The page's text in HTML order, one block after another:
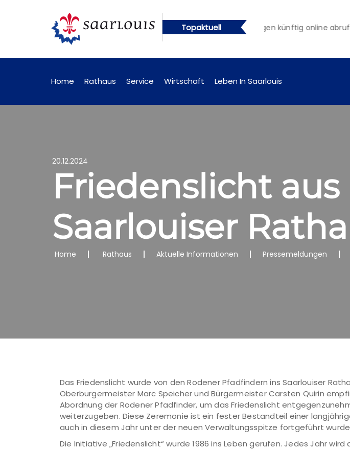
Topaktuell
künftig online abrufbar Öffentliche Bekanntmachungen künftig online abrufbar
Home Rathaus Service Wirtschaft Leben In Saarlouis
20.12.2024
Friedenslicht
Saarlouiser
Home Rathaus Aktuelle Informationen Pressemeldungen
Das Friedenslicht wurde von den Rodener Pfadfindern ins Saarlouiser
Oberbürgermeister Marc Speicher und Bürgermeister Carsten Quirin
Abordnung der Rodener Pfadfinder, um das Friedenslicht
weiterzugeben. Diese Zeremonie ist ein fester Bestandteil einer
auch in diesem Jahr unter der neuen Verwaltungsspitze fortgeführt
Die Initiative „Friedenslicht“ wurde 1986 ins Leben gerufen. Jedes Jahr wird